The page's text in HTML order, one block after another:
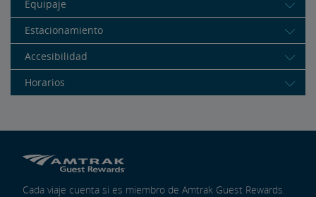
Equipaje
Estacionamiento
Accesibilidad
Horarios
Cada viaje cuenta si es miembro de Amtrak Guest Rewards.